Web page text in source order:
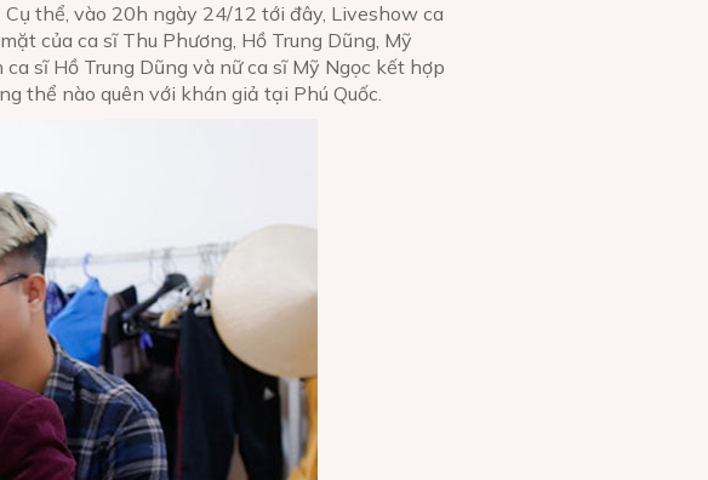
thể, vào 20h ngày 24/12 tới đây, Liveshow ca
của ca sĩ Thu Phương, Hồ Trung Dũng, Mỹ
sĩ Hồ Trung Dũng và nữ ca sĩ Mỹ Ngọc kết hợp
thể nào quên với khán giả tại Phú Quốc.